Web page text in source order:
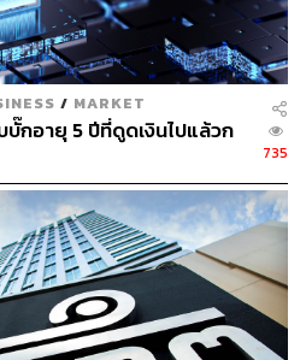
ทุน ได้ VC ในเครือ TTA ใส่เงินขึ้น
แจงชัด ไม่รู้เรื่องดีล SCB
ธิ์ใจซื้อเหรียญ KUB ย้ำถือลงทุ
STANDARD WEALTH
ณสะดวกหรือใช้งานอยู่แล้วได้เลย
/ MARKET
กอายุ 5 ปีที่ดูดเงินไปแล้วก
735